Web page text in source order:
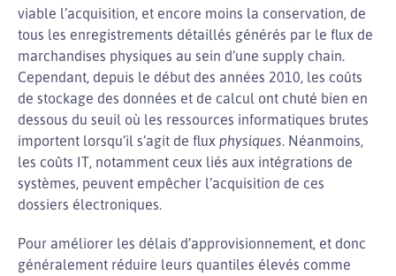
viable l’acquisition, et encore moins la conservation, de
tous les enregistrements détaillés générés par le flux de
marchandises physiques au sein d’une supply chain.
Cependant, depuis le début des années 2010, les coûts
de stockage des données et de calcul ont chuté bien en
dessous du seuil où les ressources informatiques brutes
importent lorsqu’il s’agit de flux physiques. Néanmoins,
les coûts IT, notamment ceux liés aux intégrations de
systèmes, peuvent empêcher l’acquisition de ces
dossiers électroniques.
Pour améliorer les délais d’approvisionnement, et donc
généralement réduire leurs quantiles élevés comme